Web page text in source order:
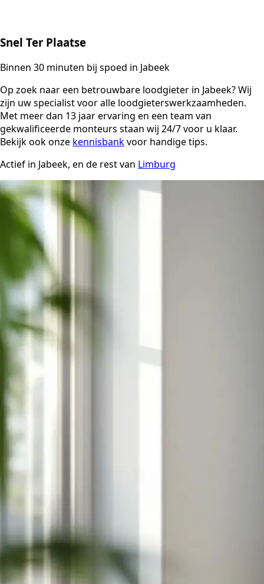
Snel Ter Plaatse
Binnen 30 minuten bij spoed in Jabeek
Op zoek naar een betrouwbare loodgieter in Jabeek? Wij
zijn uw specialist voor alle loodgieterswerkzaamheden.
Met meer dan 13 jaar ervaring en een team van
gekwalificeerde monteurs staan wij 24/7 voor u klaar.
Bekijk ook onze kennisbankvoor handige tips.
Actief in Jabeek, en de rest van Limburg